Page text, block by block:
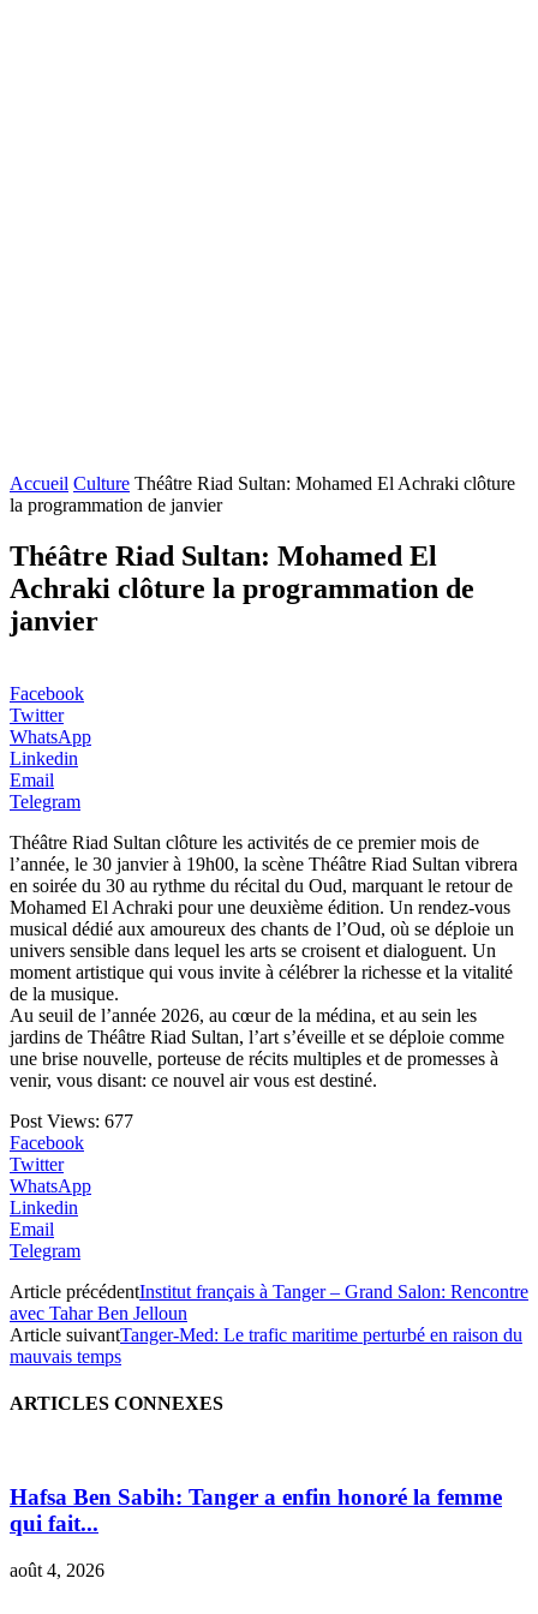
Accueil Culture Théâtre Riad Sultan: Mohamed El Achraki clôture
la programmation de janvier
Théâtre Riad Sultan: Mohamed El
Achraki clôture la programmation de
janvier
Facebook
Twitter
WhatsApp
Linkedin
Email
Telegram
Théâtre Riad Sultan clôture les activités de ce premier mois de
l’année, le 30 janvier à 19h00, la scène Théâtre Riad Sultan vibrera
en soirée du 30 au rythme du récital du Oud, marquant le retour de
Mohamed El Achraki pour une deuxième édition. Un rendez-vous
musical dédié aux amoureux des chants de l’Oud, où se déploie un
univers sensible dans lequel les arts se croisent et dialoguent. Un
moment artistique qui vous invite à célébrer la richesse et la vitalité
de la musique.
Au seuil de l’année 2026, au cœur de la médina, et au sein les
jardins de Théâtre Riad Sultan, l’art s’éveille et se déploie comme
une brise nouvelle, porteuse de récits multiples et de promesses à
venir, vous disant: ce nouvel air vous est destiné.
Post Views: 677
Facebook
Twitter
WhatsApp
Linkedin
Email
Telegram
Article précédentInstitut français à Tanger – Grand Salon: Rencontre
avec Tahar Ben Jelloun
Article suivantTanger-Med: Le trafic maritime perturbé en raison du
mauvais temps
ARTICLES CONNEXES
Hafsa Ben Sabih: Tanger a enfin honoré la femme
qui fait...
août 4, 2026